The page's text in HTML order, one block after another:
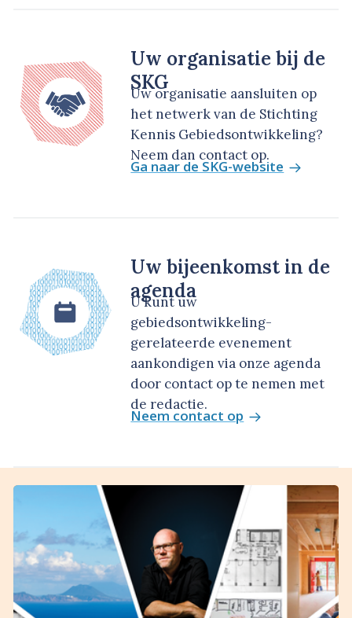
Uw organisatie bij de
SKG
Uw organisatie aansluiten op
het netwerk van de Stichting
Kennis Gebiedsontwikkeling?
Neem dan contact op.
Ga naar de SKG-website
Uw bijeenkomst in de
agenda
U kunt uw
gebiedsontwikkeling-
gerelateerde evenement
aankondigen via onze agenda
door contact op te nemen met
de redactie.
Neem contact op